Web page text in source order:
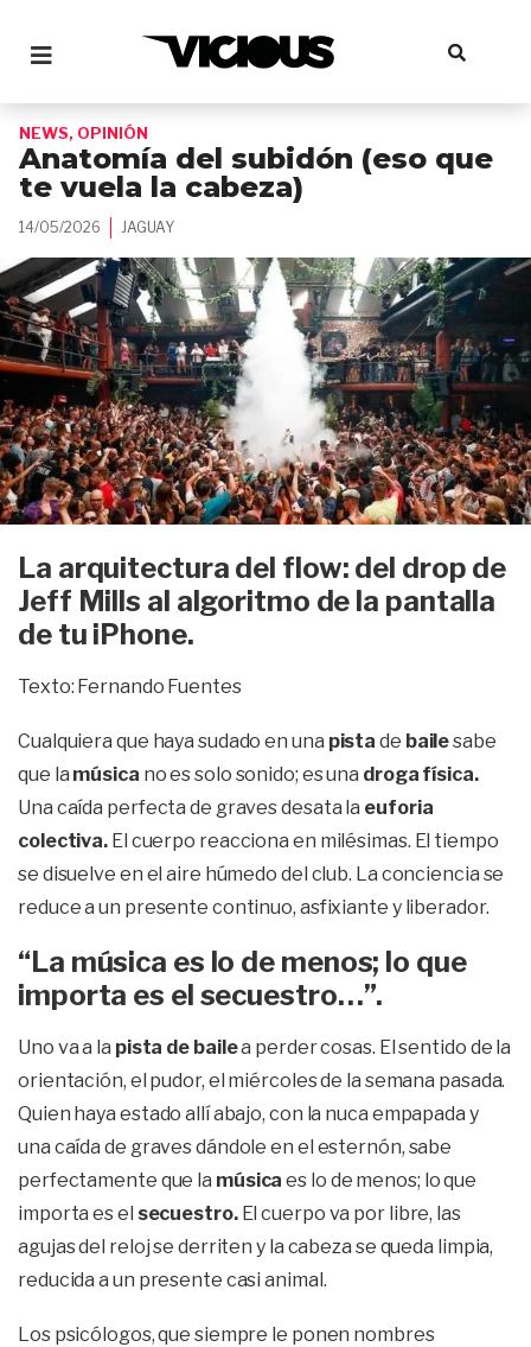
NEWS, OPINIÓN
Anatomía del subidón (eso que
te vuela la cabeza)
14/05/2026 JAGUAY
La arquitectura del flow: del drop de
Jeff Mills al algoritmo de la pantalla
de tu iPhone.
Texto: Fernando Fuentes
Cualquiera que haya sudado en una pistade bailesabe
que la música no es solo sonido; es una droga física.
Una caída perfecta de graves desata la euforia
colectiva. El cuerpo reacciona en milésimas. El tiempo
se disuelve en el aire húmedo del club. La conciencia se
reduce a un presente continuo, asfixiante y liberador.
“La música es lo de menos; lo que
importa es el secuestro…”.
Uno va a la pista de bailea perder cosas. El sentido de la
orientación, el pudor, el miércoles de la semana pasada.
Quien haya estado allí abajo, con la nuca empapada y
una caída de graves dándole en el esternón, sabe
perfectamente que la música es lo de menos; lo que
importa es el secuestro.El cuerpo va por libre, las
agujas del reloj se derriten y la cabeza se queda limpia,
reducida a un presente casi animal.
Los psicólogos, que siempre le ponen nombres